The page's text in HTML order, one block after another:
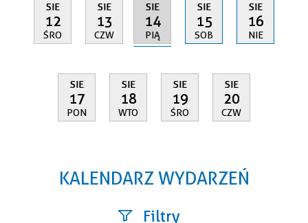
SIE
12
ŚRO
SIE
13
CZW
SIE
14
PIĄ
SIE
15
SOB
SIE
16
NIE
SIE
17
PON
SIE
18
WTO
SIE
19
ŚRO
SIE
20
CZW
KALENDARZ WYDARZEŃ
Filtry